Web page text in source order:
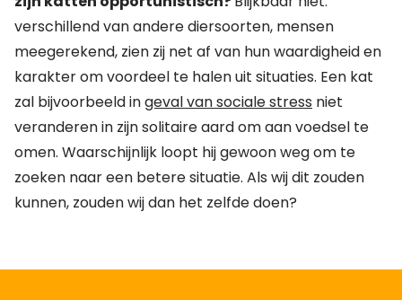
verschillend van andere diersoorten, mensen
meegerekend, zien zij net af van hun waardigheid en
karakter om voordeel te halen uit situaties. Een kat
zal bijvoorbeeld ingeval van sociale stress niet
veranderen in zijn solitaire aard om aan voedsel te
omen. Waarschijnlijk loopt hij gewoon weg om te
zoeken naar een betere situatie. Als wij dit zouden
kunnen, zouden wij dan het zelfde doen?